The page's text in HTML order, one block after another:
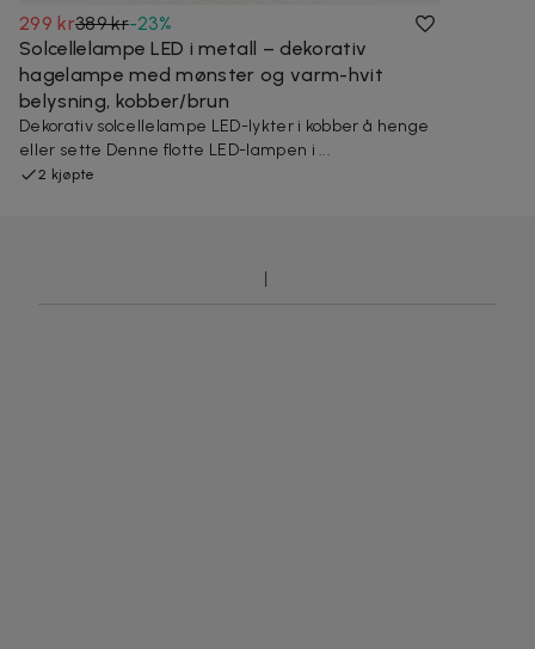
299 kr389 kr-23%
Solcellelampe LED i metall – dekorativ
hagelampe med mønster og varm-hvit
belysning, kobber/brun
Dekorativ solcellelampe LED-lykter i kobber å henge
eller sette Denne flotte LED-lampen i ...
2 kjøpte